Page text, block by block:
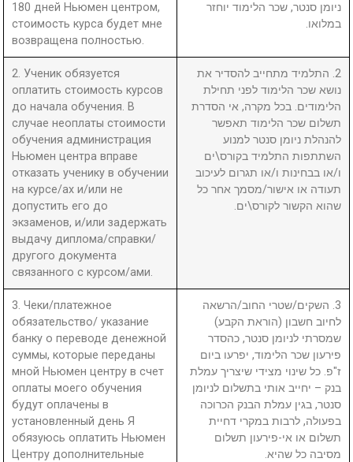
180 дней Ньюмен центром,
стоимость курса будет мне
возвращена полностью.
ניומן סנטר, שכר הלימוד יוחזר
במלואו.
2. Ученик обязуется
оплатить стоимость курсов
до начала обучения. В
случае неоплаты стоимости
обучения администрация
Ньюмен центра вправе
отказать ученику в обучении
на курсе/ах и/или не
допустить его до
экзаменов, и/или задержать
выдачу диплома/справки/
другого документа
связанного с курсом/ами.
2. התלמיד מתחייב להסדיר את
נושא שכר הלימוד לפני תחילת
הלימודים. בכל מקרה, אי הסדרת
תשלום שכר הלימוד תאפשר
להנהלת ניומן סנטר למנוע
השתתפות התלמיד בקורס\ים
ו/או בבחינות ו/או תגרום לעיכוב
תעודה או אישור/מסמך אחר כל
שהוא הקשור לקורס\ים.
3. Чеки/платежное
обязательство/ указание
банку о переводе денежной
суммы, которые переданы
мной Ньюмен центру в счет
оплаты моего обучения
будут оплачены в
установленный день Я
обязуюсь оплатить Ньюмен
Центру дополнительные
3. השקים/שטרי החוב/הרשאה
לחיוב חשבון (הוראת הקבע)
שמסרתי לניומן סנטר, כהסדר
פירעון שכר הלימוד, יפרעו ביום
ז"פ. כל שינוי מצידי שיצריך עמלת
בנק – יחייב אותי בתשלום לניומן
סנטר, בגין עמלת הבנק הכרוכה
בפעולה, לרבות במקרי דחיית
תשלום או אי-פירעון תשלום
מסיבה כל שהיא.